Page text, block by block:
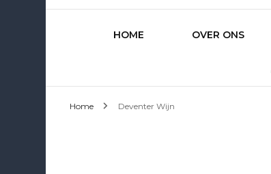
HOME OVER ONS
Home Deventer Wijn